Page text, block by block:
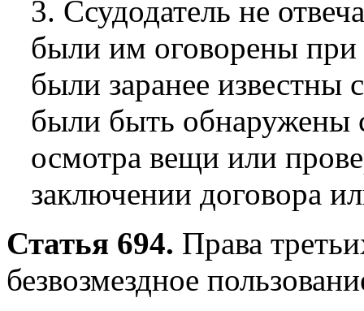
3. Ссудодатель не
были им оговорены при
были заранее
были быть обнаружены
осмотра вещи или
заключении договора
Статья 694. Права
безвозмездное